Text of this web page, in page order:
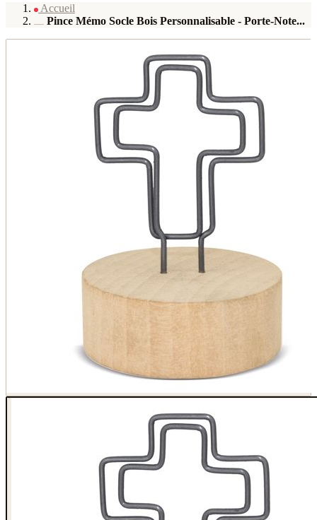
Accueil
Pince Mémo Socle Bois Personnalisable - Porte-Note...